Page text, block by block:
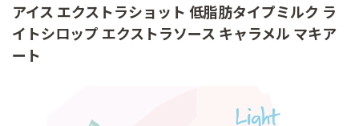
アイス エクストラショット 低脂肪タイプミルク ラ
イトシロップ エクストラソース キャラメル マキア
ート